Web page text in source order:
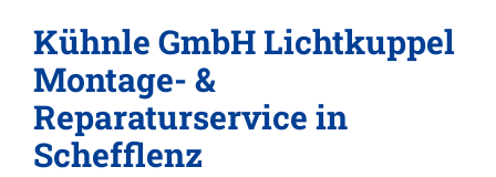
Kühnle GmbH Lichtkuppel
Montage- &
Reparaturservice in
Schefflenz